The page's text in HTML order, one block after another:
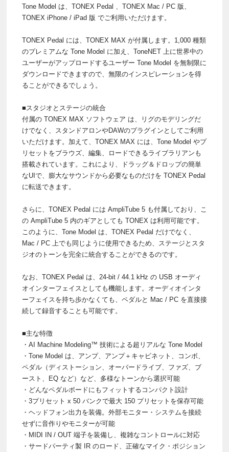
Tone Model は、TONEX Pedal 、TONEX Mac / PC 版、
TONEX iPhone / iPad 版 でご利用いただけます。
TONEX Pedal には、TONEX MAX が付属します。1,000 種類
のプレミアムな Tone Model に加え、ToneNET 上に世界中の
ユーザーがアップロードするユーザー Tone Model を無制限に
ダウンロードできますので、無限のインスピレーションを得
ることができるでしょう。
■スタジオとステージの統合
付属の TONEX MAX ソフトウェア は、リグのモデリングだ
けでなく、スタンドアロンやDAWのプラグインとしてご利用
いただけます。加えて、TONEX MAX には、Tone Model やプ
リセットをブラウズ、編集、ロードできるライブラリアンも
搭載されています。これにより、ドラッグ＆ドロップの簡単
なUIで、膨大なサウンドから必要なものだけを TONEX Pedal
に転送できます。
さらに、TONEX Pedal には AmpliTube 5 も付属しており、こ
の AmpliTube 5 内のギアとしても TONEX は利用可能です。
このように、Tone Model は、TONEX Pedal だけでなく、
Mac / PC 上でも同じように使用できるため、ステージとスタ
ジオのトーンを完全に統合することができるのです。
なお、TONEX Pedal は、24-bit / 44.1 kHz の USB オーディ
オインターフェイスとしても機能します。オーディオインタ
ーフェイスを持ち歩かなくても、ペダルと Mac / PC を直接接
続して録音することも可能です。
■主な特徴
・AI Machine Modeling™ 技術による超リアルな Tone Model
・Tone Model は、アンプ、アンプ＋キャビネット、コンボ、
ペダル（ディストーション、オーバードライブ、ファズ、ブ
ースト、EQ など）など、多様なトーンから選択可能
・どんなペダルボードにもフィットするコンパクト設計
・3プリセット x 50 バンクで最大 150 プリセットを保存可能
・ヘッドフォン出力を装備。外部モニター・システムを接続
せずに音作りやモニターが可能
・MIDI IN / OUT 端子を装備し、複雑なコントロールに対応
・サードパーティ製 IR のロード、正確なマイク・ポジション